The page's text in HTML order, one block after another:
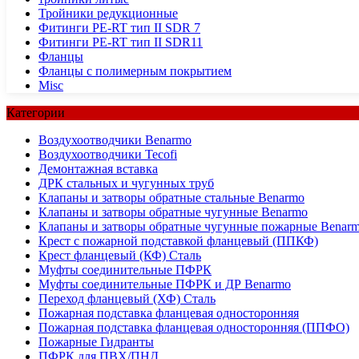
Тройники редукционные
Фитинги PE-RT тип II SDR 7
Фитинги PE-RT тип II SDR11
Фланцы
Фланцы с полимерным покрытием
Misc
Категории
Воздухоотводчики Benarmo
Воздухоотводчики Tecofi
Демонтажная вставка
ДРК стальных и чугунных труб
Клапаны и затворы обратные стальные Benarmo
Клапаны и затворы обратные чугунные Benarmo
Клапаны и затворы обратные чугунные пожарные
Крест с пожарной подставкой фланцевый (ППКФ)
Крест фланцевый (КФ) Сталь
Муфты соединительные ПФРК
Муфты соединительные ПФРК и ДР Benarmo
Переход фланцевый (ХФ) Сталь
Пожарная подставка фланцевая односторонняя
Пожарная подставка фланцевая односторонняя (ППФО)
Пожарные Гидранты
ПФРК для ПВХ/ПНД